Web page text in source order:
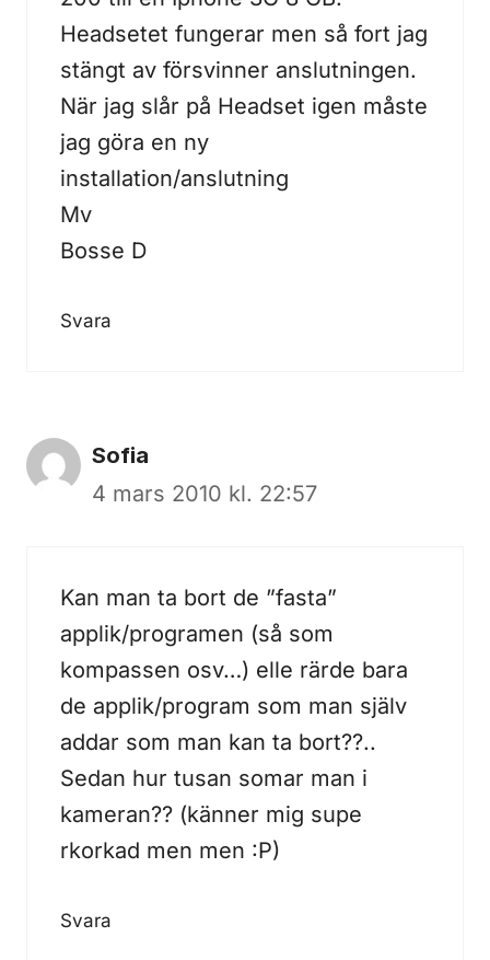
Headsetet fungerar men så fort jag
stängt av försvinner anslutningen.
När jag slår på Headset igen måste
jag göra en ny
installation/anslutning
Mv
Bosse D
Svara
Sofia
4 mars 2010 kl. 22:57
Kan man ta bort de ”fasta”
applik/programen (så som
kompassen osv…) elle rärde bara
de applik/program som man själv
addar som man kan ta bort??..
Sedan hur tusan somar man i
kameran?? (känner mig supe
rkorkad men men :P)
Svara